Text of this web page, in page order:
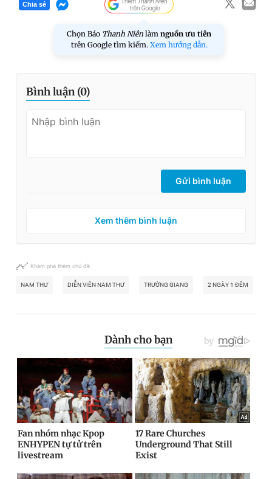
Chia sẻ
Chọn Báo Thanh Niên làm nguồn ưu tiên
trên Google tìm kiếm. Xem hướng dẫn.
Bình luận (0)
Gửi bình luận
Xem thêm bình luận
Khám phá thêm chủ đề
NAM THƯ DIỄN VIÊN NAM THƯ TRƯỜNG GIANG 2 NGÀY 1 ĐÊM